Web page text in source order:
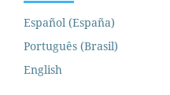
Español (España)
Português (Brasil)
English